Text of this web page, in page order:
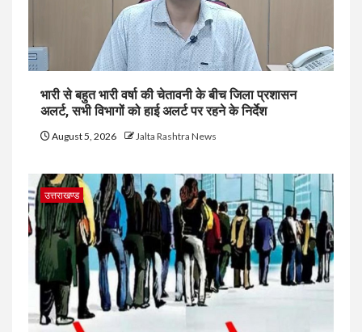
भारी से बहुत भारी वर्षा की चेतावनी के बीच जिला प्रशासन
अलर्ट, सभी विभागों को हाई अलर्ट पर रहने के निर्देश
August 5, 2026 Jalta Rashtra News
उत्तराखण्ड